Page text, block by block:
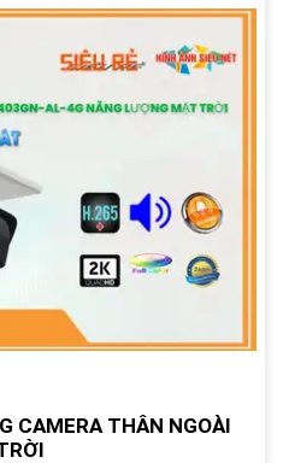
CAMERA THÂN NGOÀI